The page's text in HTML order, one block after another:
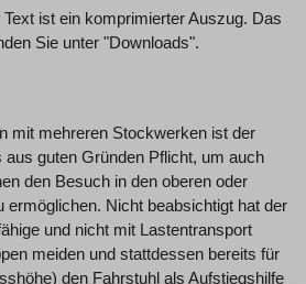
ist ein komprimierter Auszug. Das
Sie unter "Downloads".
mit mehreren Stockwerken ist der
aus guten Gründen Pflicht, um auch
den Besuch in den oberen oder
ermöglichen. Nicht beabsichtigt hat der
und nicht mit Lastentransport
meiden und stattdessen bereits für
den Fahrstuhl als Aufstiegshilfe